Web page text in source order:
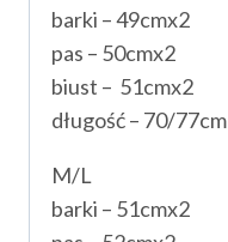
barki – 49cmx2
pas – 50cmx2
biust – 51cmx2
długość – 70/77cm
M/L
barki – 51cmx2